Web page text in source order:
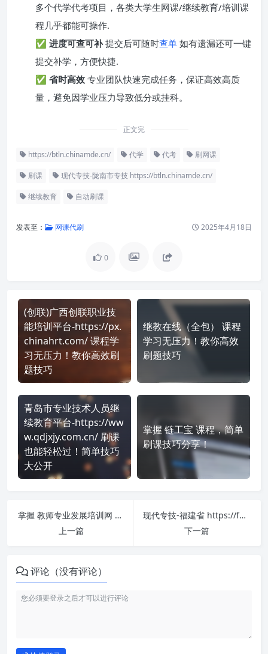
多个代学代考项目，各类大学生网课/继续教育/培训课
程几乎都能可操作.
✅ 进度可查可补提交后可随时查单 如有遗漏还可一键
提交补学，方便快捷.
✅ 省时高效 专业团队快速完成任务，保证高效高质
量，避免因学业压力导致低分或挂科。
正文完
https://btln.chinamde.cn/ 代学 代考 刷网课
刷课 现代专技-陇南市专技 https://btln.chinamde.cn/
继续教育 自动刷课
发表至： 网课代刷 2025年4月18日
0
(创联)广西创联职业技
能培训平台-https://px.
chinahrt.com/ 课程学
习无压力！教你高效刷
题技巧
继教在线（全包） 课程
学习无压力！教你高效
刷题技巧
青岛市专业技术人员继
续教育平台-https://ww
w.qdjxjy.com.cn/ 刷课
也能轻松过！简单技巧
大公开
掌握 链工宝 课程，简单
刷课技巧分享！
掌握 教师专业发展培训网 https://www.edueva.org/ 课程，简单刷课技巧分享！
上一篇
现代专技-福建省 https://fujian.chinamde.cn/ 课程学习无压力！教你高效刷题技巧
下一篇
评论（没有评论）